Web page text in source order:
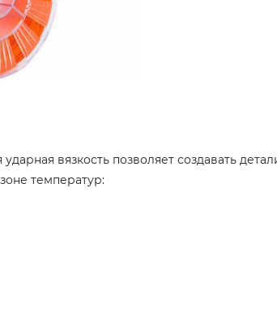
вязкость позволяет создавать
температур: